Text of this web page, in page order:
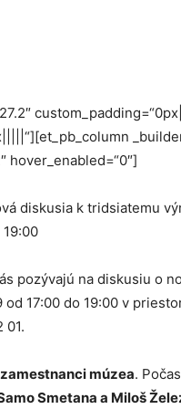
hover_enabled=“0″]
diskusia k tridsiatemu
19:00
pozývajú na diskusiu o
17:00 do 19:00 v
01.
múzea.
Smetana a Miloš